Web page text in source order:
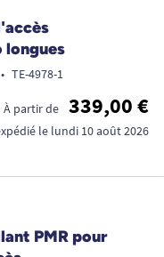
longues
• TE-4978-1
À partir de 339,00 €
le lundi 10 août 2026
PMR pour